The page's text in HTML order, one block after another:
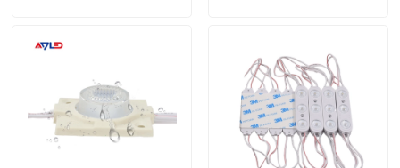
Notícia
Peça umas citações